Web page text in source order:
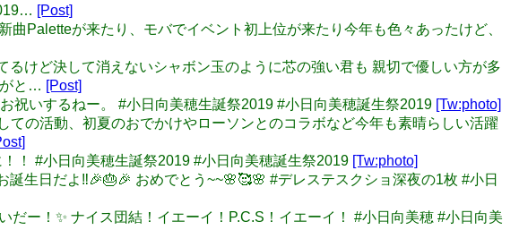
[Post]
Paletteが来たり、モバでイベント初上位が来たり今年も色々あったけど、
けど決して消えないシャボン玉のように芯の強い君も 親切で優しい方が多
がと… [Post]
祝いするねー。 #小日向美穂生誕祭2019 #小日向美穂誕生祭2019 [Tw:photo]
の活動、初夏のおでかけやローソンとのコラボなど今年も素晴らしい活躍
！ #小日向美穂生誕祭2019 #小日向美穂誕生祭2019 [Tw:photo]
生日だよ‼️🎉🎂🎉 おめでとう~~🌸🥰🌸 #デレステスクショ深夜の1枚 #小日
ー！✨ ナイス団結！イエーイ！P.C.S！イエーイ！ #小日向美穂 #小日向美